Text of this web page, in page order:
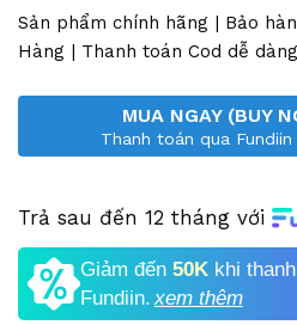
12,760,000 VND.
là:
4,490,000 VND.
Sản phẩm chính hãng | Bảo
Hàng | Thanh toán Cod dễ dàng
MUA NGAY (BUY
Thanh toán qua Fundiin
Trả sau đến 12 tháng với
Giảm đến 50K khi
Fundiin. xem thêm